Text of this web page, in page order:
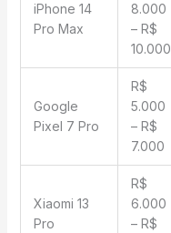
iPhone 14
Pro Max
8.000
– R$
10.000
Google
Pixel 7 Pro
R$
5.000
– R$
7.000
Xiaomi 13
Pro
R$
6.000
– R$